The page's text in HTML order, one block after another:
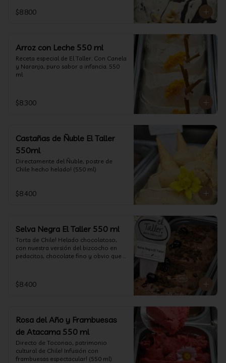
$8.800
Arroz con Leche 550 ml
Receta especial de El Taller. Con Canela
y Naranja, puro sabor a infancia. 550
ml
$8.300
Castañas de Ñuble El Taller
550ml
Directamente del Ñuble, postre de
Chile hecho helado! (550 ml)
$8.400
Selva Negra El Taller 550 ml
Torta de Chile! Helado chocolatoso,
con nuestra versión del bizcocho en
pedacitos, chocolate fino y obvio que
$8.400
Rosa del Año y Frambuesas
de Atacama 550 ml
Directo de Toconao, patrimonio
cultural de Chile! Infusión con
frambuesas espectacular! (550 ml)